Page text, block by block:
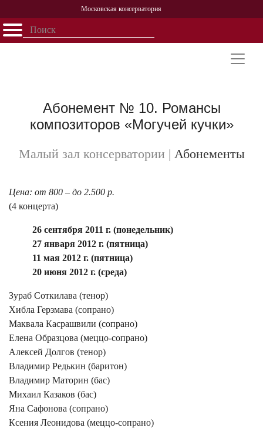
Московская консерватория
Открыть - закрыть
Персоналии
История
Абонемент № 10. Романсы
композиторов «Могучей кучки»
Малый зал консерватории | Абонементы
Цена: от 800 – до 2.500 р.
(4 концерта)
26 сентября 2011 г. (понедельник)
27 января 2012 г. (пятница)
11 мая 2012 г. (пятница)
20 июня 2012 г. (среда)
Зураб Соткилава (тенор)
Хибла Герзмава (сопрано)
Маквала Касрашвили (сопрано)
Елена Образцова (меццо-сопрано)
Алексей Долгов (тенор)
Владимир Редькин (баритон)
Владимир Маторин (бас)
Михаил Казаков (бас)
Яна Сафонова (сопрано)
Ксения Леонидова (меццо-сопрано)